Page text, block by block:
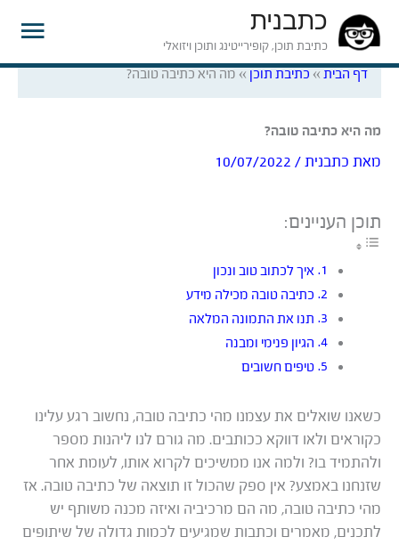
כתבנית
כתיבת תוכן, קופירייטינג ותוכן ויזואלי
דף הבית » כתיבת תוכן » מה היא כתיבה טובה?
מה היא כתיבה טובה?
מאת כתבנית/
10/07/2022
תוכן העניינים:
איך לכתוב טוב ונכון
כתיבה טובה מכילה מידע
תנו את התמונה המלאה
הגיון פנימי ומבנה
טיפים חשובים
כשאנו שואלים את עצמנו מהי כתיבה טובה, נחשוב רגע עלינו
כקוראים ולאו דווקא ככותבים. מה גורם לנו ליהנות מספר
ולהתמיד בו? ולמה אנו ממשיכים לקרוא אותו, לעומת אחר
שזנחנו באמצע? אין ספק שהכול זו תוצאה של כתיבה טובה. אז
מהי כתיבה טובה, מה הם מרכיביה ואיזה מכנה משותף יש
לתכנים, מאמרים וכתבות שמגיעים לכמות גדולה של שיתופים